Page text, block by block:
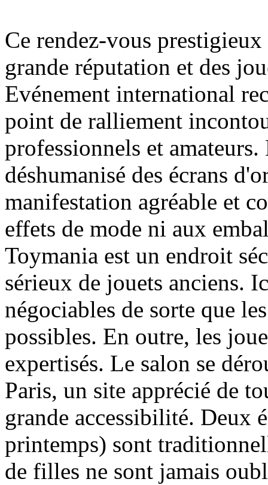
Ce rendez-vous
grande réputation et des
Evénement international
point de ralliement
professionnels et
déshumanisé des écrans
manifestation agréable et
effets de mode ni aux
Toymania est un endroit
sérieux de jouets anciens.
négociables de sorte que
possibles. En outre, les
expertisés. Le salon se
Paris, un site apprécié de
grande accessibilité. Deux
printemps) sont
de filles ne sont jamais